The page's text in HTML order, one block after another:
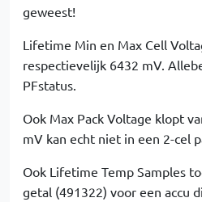
geweest!
Lifetime Min en Max Cell
respectievelijk 6432 mV.
PFstatus.
Ook Max Pack Voltage klopt
mV kan echt niet in een 2-cel
Ook Lifetime Temp Samples
getal (491322) voor een accu